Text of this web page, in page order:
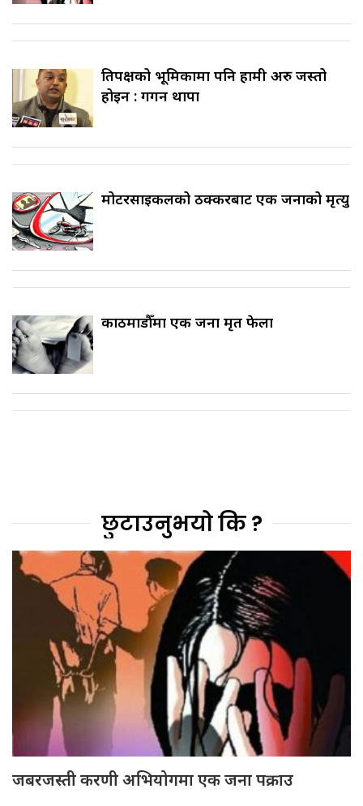
प्रतिपक्षको भूमिकामा पनि हामी अरु जस्तो
होइन : गगन थापा
मोटरसाइकलको ठक्करबाट एक जनाको मृत्यु
काठमाडौँमा एक जना मृत फेला
छुटाउनुभयो कि ?
जबरजस्ती करणी अभियोगमा एक जना पक्राउ